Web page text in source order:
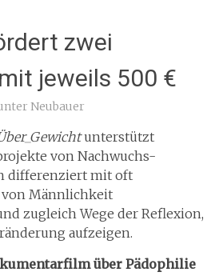
zwei
jeweils 500 €
Neubauer
unterstützt
von Nachwuchs-
differenziert mit oft
Männlichkeit
zugleich Wege der Reflexion,
aufzeigen.
über Pädophilie